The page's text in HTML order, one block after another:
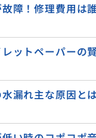
障！修理費用は
ットペーパーの
漏れ主な原因とは